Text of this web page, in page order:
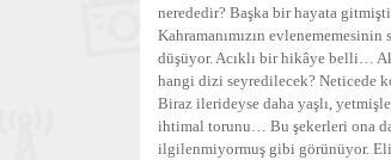
nerededir? Başka bir hayata
Kahramanımızın
düşüyor. Acıklı bir hikâye belli…
hangi dizi seyredilecek? Neticede
Biraz ilerideyse daha yaşlı,
ihtimal torunu… Bu şekerleri ona da
ilgilenmiyormuş gibi görünüyor.